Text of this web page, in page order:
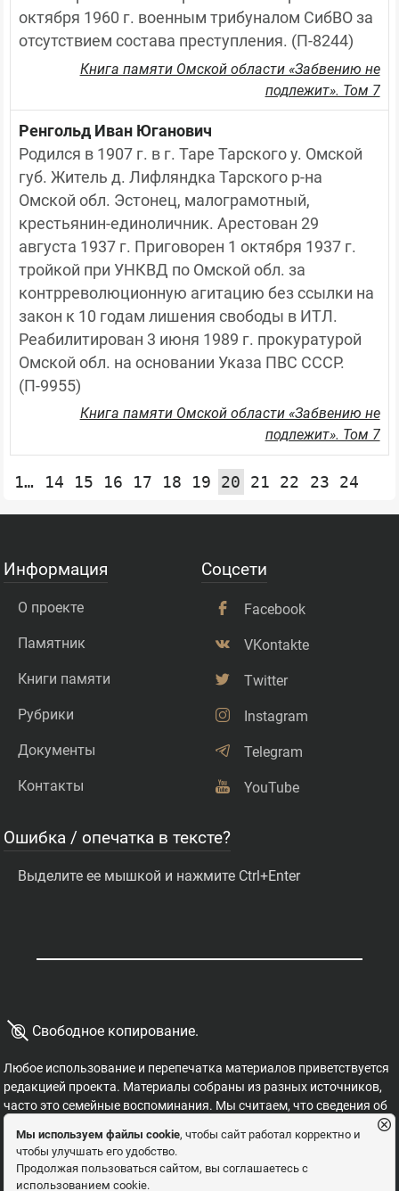
октября 1960 г. военным трибуналом СибВО за
отсутствием состава преступления. (П-8244)
Книга памяти Омской области «Забвению не
подлежит». Том 7
Ренгольд Иван Юганович
Родился в 1907 г. в г. Таре Тарского у. Омской
губ. Житель д. Лифляндка Тарского р-на
Омской обл. Эстонец, малограмотный,
крестьянин-единоличник. Арестован 29
августа 1937 г. Приговорен 1 октября 1937 г.
тройкой при УНКВД по Омской обл. за
контрреволюционную агитацию без ссылки на
закон к 10 годам лишения свободы в ИТЛ.
Реабилитирован 3 июня 1989 г. прокуратурой
Омской обл. на основании Указа ПВС СССР.
(П-9955)
Книга памяти Омской области «Забвению не
подлежит». Том 7
1… 14 15 16 17 18 19 20 21 22 23 24
Информация
О проекте
Памятник
Книги памяти
Рубрики
Документы
Контакты
Соцсети
Facebook
VKontakte
Twitter
Instagram
Telegram
YouTube
Ошибка / опечатка в тексте?
Выделите ее мышкой и нажмите Ctrl+Enter
© Свободное копирование.
Любое использование и перепечатка материалов приветствуется
редакцией проекта. Материалы собраны из разных источников,
часто это семейные воспоминания. Мы считаем, что сведения об
этих важных страницах истории должны быть свободными для
распространения, на них не могут накладываться никакие
ограничения. Это наша история, и мы обязаны ее знать,
сохранять и рассказывать детям.
Мы используем файлы cookie, чтобы сайт работал корректно и
чтобы улучшать его удобство.
Продолжая пользоваться сайтом, вы соглашаетесь с
использованием cookie.